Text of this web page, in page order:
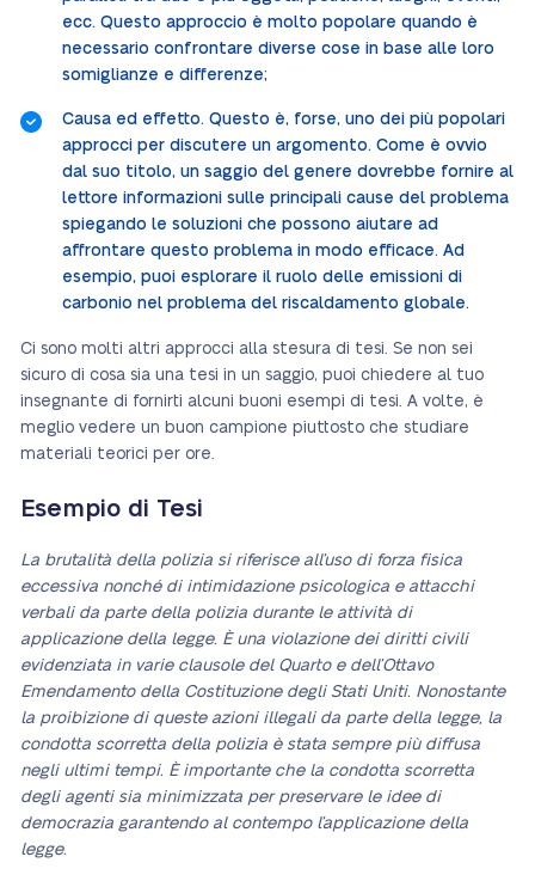
ecc. Questo approccio è molto popolare quando è
necessario confrontare diverse cose in base alle loro
somiglianze e differenze;
Causa ed effetto. Questo è, forse, uno dei più popolari
approcci per discutere un argomento. Come è ovvio
dal suo titolo, un saggio del genere dovrebbe fornire al
lettore informazioni sulle principali cause del problema
spiegando le soluzioni che possono aiutare ad
affrontare questo problema in modo efficace. Ad
esempio, puoi esplorare il ruolo delle emissioni di
carbonio nel problema del riscaldamento globale.
Ci sono molti altri approcci alla stesura di tesi. Se non sei
sicuro di cosa sia una tesi in un saggio, puoi chiedere al tuo
insegnante di fornirti alcuni buoni esempi di tesi. A volte, è
meglio vedere un buon campione piuttosto che studiare
materiali teorici per ore.
Esempio di Tesi
La brutalità della polizia si riferisce all’uso di forza fisica
eccessiva nonché di intimidazione psicologica e attacchi
verbali da parte della polizia durante le attività di
applicazione della legge. È una violazione dei diritti civili
evidenziata in varie clausole del Quarto e dell’Ottavo
Emendamento della Costituzione degli Stati Uniti. Nonostante
la proibizione di queste azioni illegali da parte della legge, la
condotta scorretta della polizia è stata sempre più diffusa
negli ultimi tempi. È importante che la condotta scorretta
degli agenti sia minimizzata per preservare le idee di
democrazia garantendo al contempo l’applicazione della
legge.